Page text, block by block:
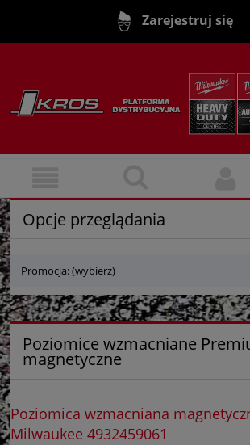
Zarejestruj się
Opcje przeglądania
Promocja: (wybierz)
Poziomice wzmacniane
magnetyczne
Poziomica wzmacniana
Milwaukee 4932459061